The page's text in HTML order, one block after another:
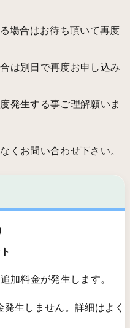
場合はお待ち頂いて再度
は別日で再度お申し込み
発生する事ご理解願いま
くお問い合わせ下さい。
加料金が発生します。
生しません。詳細はよく